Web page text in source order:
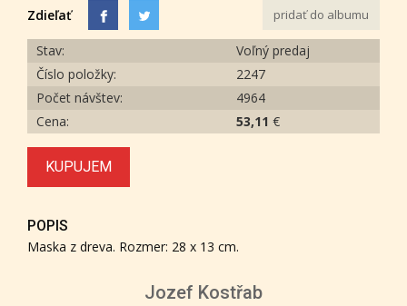
Zdieľať pridať do albumu
Stav:
Voľný predaj
Číslo položky:
2247
Počet návštev:
4964
Cena:
53,11 €
KUPUJEM
POPIS
Maska z dreva. Rozmer: 28 x 13 cm.
Jozef Kostřab